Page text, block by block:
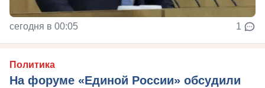
сегодня в 00:05 1
Политика
На форуме «Единой России» обсудили